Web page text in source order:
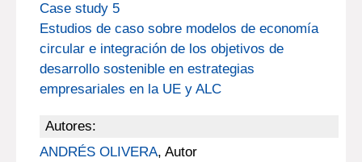
Case study 5
Estudios de caso sobre modelos de economía
circular e integración de los objetivos de
desarrollo sostenible en estrategias
empresariales en la UE y ALC
Autores:
ANDRÉS OLIVERA, Autor